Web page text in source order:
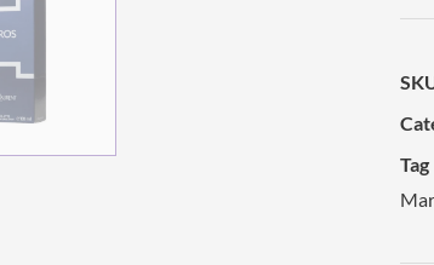
Tag